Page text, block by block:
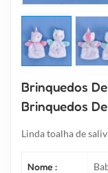
Brinquedos
Brinquedos
Linda toalha de
Nome :